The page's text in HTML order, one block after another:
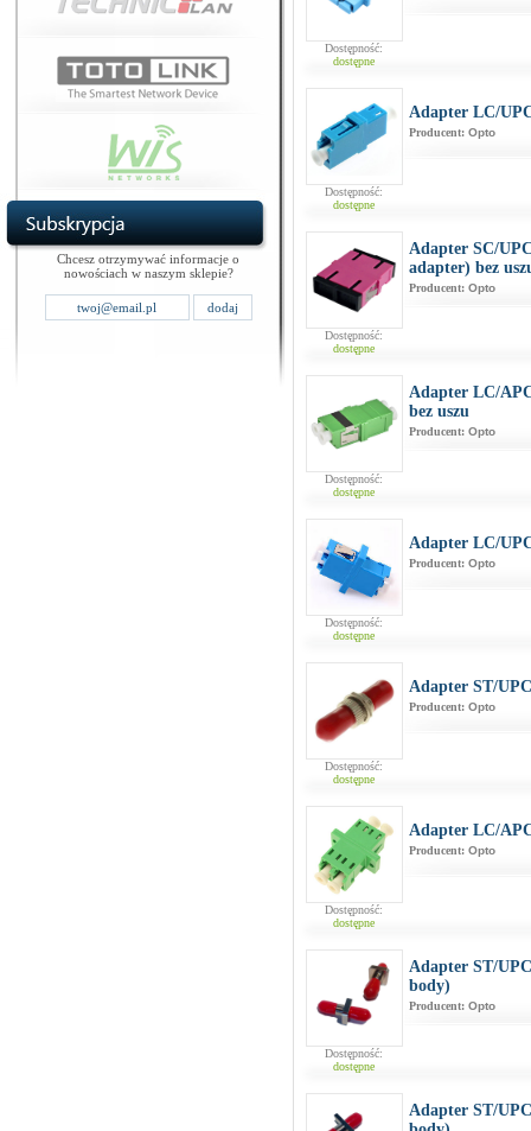
Chcesz otrzymywać informacje o
nowościach w naszym sklepie?
Dostępność:
dostępne
Dostępność:
dostępne
Adapter LC/
Producent: Opto
Dostępność:
dostępne
Adapter SC/
adapter) bez
Producent: Opto
Dostępność:
dostępne
Adapter LC/
bez uszu
Producent: Opto
Dostępność:
dostępne
Adapter LC/
Producent: Opto
Dostępność:
dostępne
Adapter ST/
Producent: Opto
Dostępność:
dostępne
Adapter LC/
Producent: Opto
Dostępność:
dostępne
Adapter ST/
body)
Producent: Opto
Adapter ST/